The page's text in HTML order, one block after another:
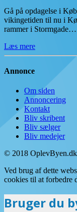
Gå på opdagelse i
vikingetiden til nu i
rammer i
Læs mere
Annonce
Om siden
Annoncering
Kontakt
Bliv skribent
Bliv sælger
Bliv medejer
© 2018 OplevByen.dk
Ved brug af dette
cookies til at forbedre
Bruger du